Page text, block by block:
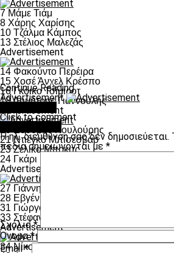
7 Μάμε Τιάμ
8 Χάρης Χαρίσης
10 Τζάλμα Κάμπος
13 Στέλιος Μαλεζάς
Advertisement
14 Φακούντο Περέιρα
15 Χοσέ Άνχελ Κρέσπο
16 Γκόικο Τσίμιροτ
18 Δημήτρης Γιαννούλης
Advertisement
20 Ευθύμης Κουλούρης
21 Ντιέγκο Μπίσεσβαρ
23 Ζέλικο Μπρκιτς
24 Γκάρι Ροντρίγκες
Advertisement
27 Γιάννης Μυστακίδης
28 Εβγέν Σάκχοφ
31 Γιώργος Τζαβέλλας
33 Στέφανος Αθανασιάδης
Advertisement
34 Νίκος Κοροβέσης
Continue Reading
Advertisement
Click to comment
Η ηλ. διεύθυνση σας δεν δημοσιεύεται.
πεδία σημειώνονται με *
Σχόλιο*
Όνομα*
Email*